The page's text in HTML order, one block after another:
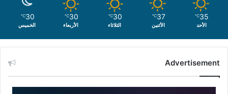
35
℃
الأحد
37
℃
الأثنين
30
℃
الثلاثاء
30
℃
الأربعاء
30
℃
الخميس
Advertisement